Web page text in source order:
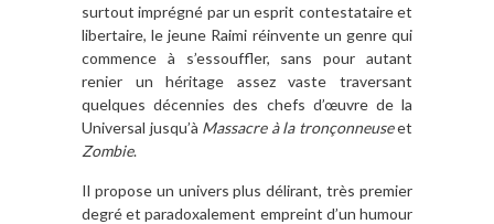
surtout imprégné par un esprit contestataire et
libertaire, le jeune Raimi réinvente un genre qui
commence à s’essouffler, sans pour autant
renier un héritage assez vaste traversant
quelques décennies des chefs d’œuvre de la
Universal jusqu’à Massacre à la tronçonneuseet
Zombie.
Il propose un univers plus délirant, très premier
degré et paradoxalement empreint d’un humour